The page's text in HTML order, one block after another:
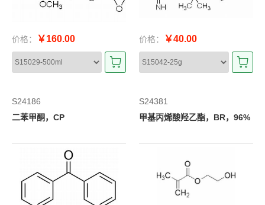
价格： ￥160.00 价格： ￥40.00
S24186
二苯甲酮，CP
S24381
甲基丙烯酸羟乙酯，BR，96%